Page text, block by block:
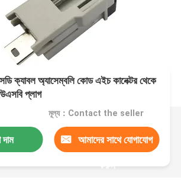
ক্যাবল অ্যাসেম্বলি কোড এইচ কানেক্টর থেকে
প্লাগ
মূল্য：Contact the seller
আমাদের সাথে যোগাযোগ
করুন